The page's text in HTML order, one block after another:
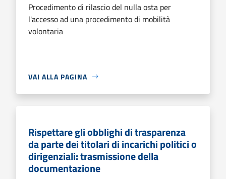
Procedimento di rilascio del nulla osta per
l'accesso ad una procedimento di mobilità
volontaria
VAI ALLA PAGINA
Rispettare gli obblighi di trasparenza
da parte dei titolari di incarichi politici o
dirigenziali: trasmissione della
documentazione